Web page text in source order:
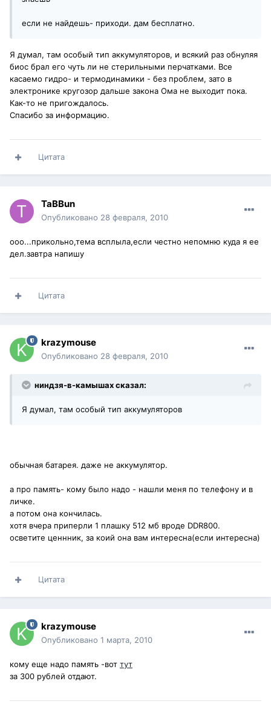
если не найдешь- приходи. дам бесплатно.
Я думал, там особый тип аккумуляторов, и всякий раз обнуляя
биос брал его чуть ли не стерильными перчатками. Все
касаемо гидро- и термодинамики - без проблем, зато в
электронике кругозор дальше закона Ома не выходит пока.
Как-то не пригождалось.
Спасибо за информацию.
Цитата
TaBBun
Опубликовано 28 февраля, 2010
ооо...прикольно,тема всплыла,если честно непомню куда я ее
дел.завтра напишу
Цитата
krazymouse
Опубликовано 28 февраля, 2010
ниндзя-в-камышах сказал:
Я думал, там особый тип аккумуляторов
обычная батарея. даже не аккумулятор.
а про память- кому было надо - нашли меня по телефону и в
личке.
а потом она кончилась.
хотя вчера приперли 1 плашку 512 мб вроде DDR800.
осветите ценнник, за коий она вам интересна(если интересна)
Цитата
krazymouse
Опубликовано 1 марта, 2010
кому еще надо память -вот тут
за 300 рублей отдают.